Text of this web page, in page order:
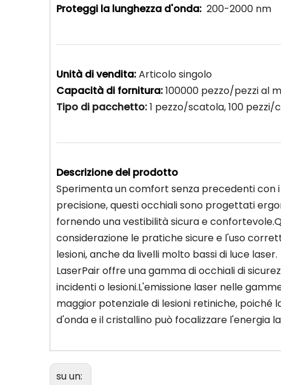
Proteggi la lunghezza d'onda: 200-2000 nm
Unità di vendita:Articolo singolo
Capacità di fornitura:100000 pezzo/pezzi al
Tipo di pacchetto:1 pezzo/scatola, 100 pezzi/
Descrizione del prodotto
Sperimenta un comfort senza precedenti con
precisione, questi occhiali sono progettati
fornendo una vestibilità sicura e
considerazione le pratiche sicure e l'uso
lesioni, anche da livelli molto bassi di luce laser.
LaserPair offre una gamma di occhiali di
incidenti o lesioni.L'emissione laser nelle
maggior potenziale di lesioni retiniche, poiché
d'onda e il cristallino può focalizzare l'energia
su un: